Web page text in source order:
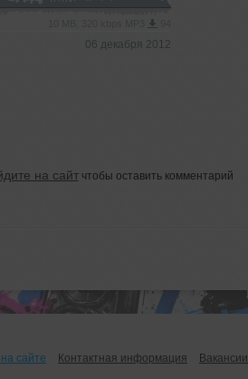
06 декабря 2012
на сайтчтобы оставить комментарий
сайте Контактная информация Вакансии